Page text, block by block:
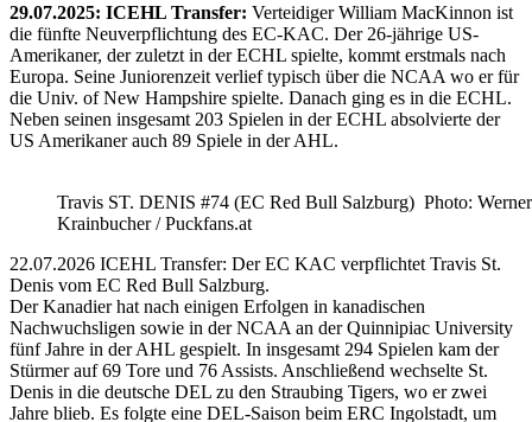
29.07.2025: ICEHL Transfer: Verteidiger William MacKinnon ist
die fünfte Neuverpflichtung des EC-KAC. Der 26-jährige US-
Amerikaner, der zuletzt in der ECHL spielte, kommt erstmals nach
Europa. Seine Juniorenzeit verlief typisch über die NCAA wo er für
die Univ. of New Hampshire spielte. Danach ging es in die ECHL.
Neben seinen insgesamt 203 Spielen in der ECHL absolvierte der
US Amerikaner auch 89 Spiele in der AHL.
Travis ST. DENIS #74 (EC Red Bull Salzburg) Photo: Werner
Krainbucher / Puckfans.at
22.07.2026 ICEHL Transfer: Der EC KAC verpflichtet Travis St.
Denis vom EC Red Bull Salzburg.
Der Kanadier hat nach einigen Erfolgen in kanadischen
Nachwuchsligen sowie in der NCAA an der Quinnipiac University
fünf Jahre in der AHL gespielt. In insgesamt 294 Spielen kam der
Stürmer auf 69 Tore und 76 Assists. Anschließend wechselte St.
Denis in die deutsche DEL zu den Straubing Tigers, wo er zwei
Jahre blieb. Es folgte eine DEL-Saison beim ERC Ingolstadt, um